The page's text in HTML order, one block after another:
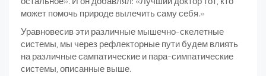
может помочь природе вылечить саму себя.»
Уравновесив эти различные мышечно-скелетные
системы, мы через рефлекторные пути будем влиять
на различные сампатические и пара-симпатические
системы, описанные выше.